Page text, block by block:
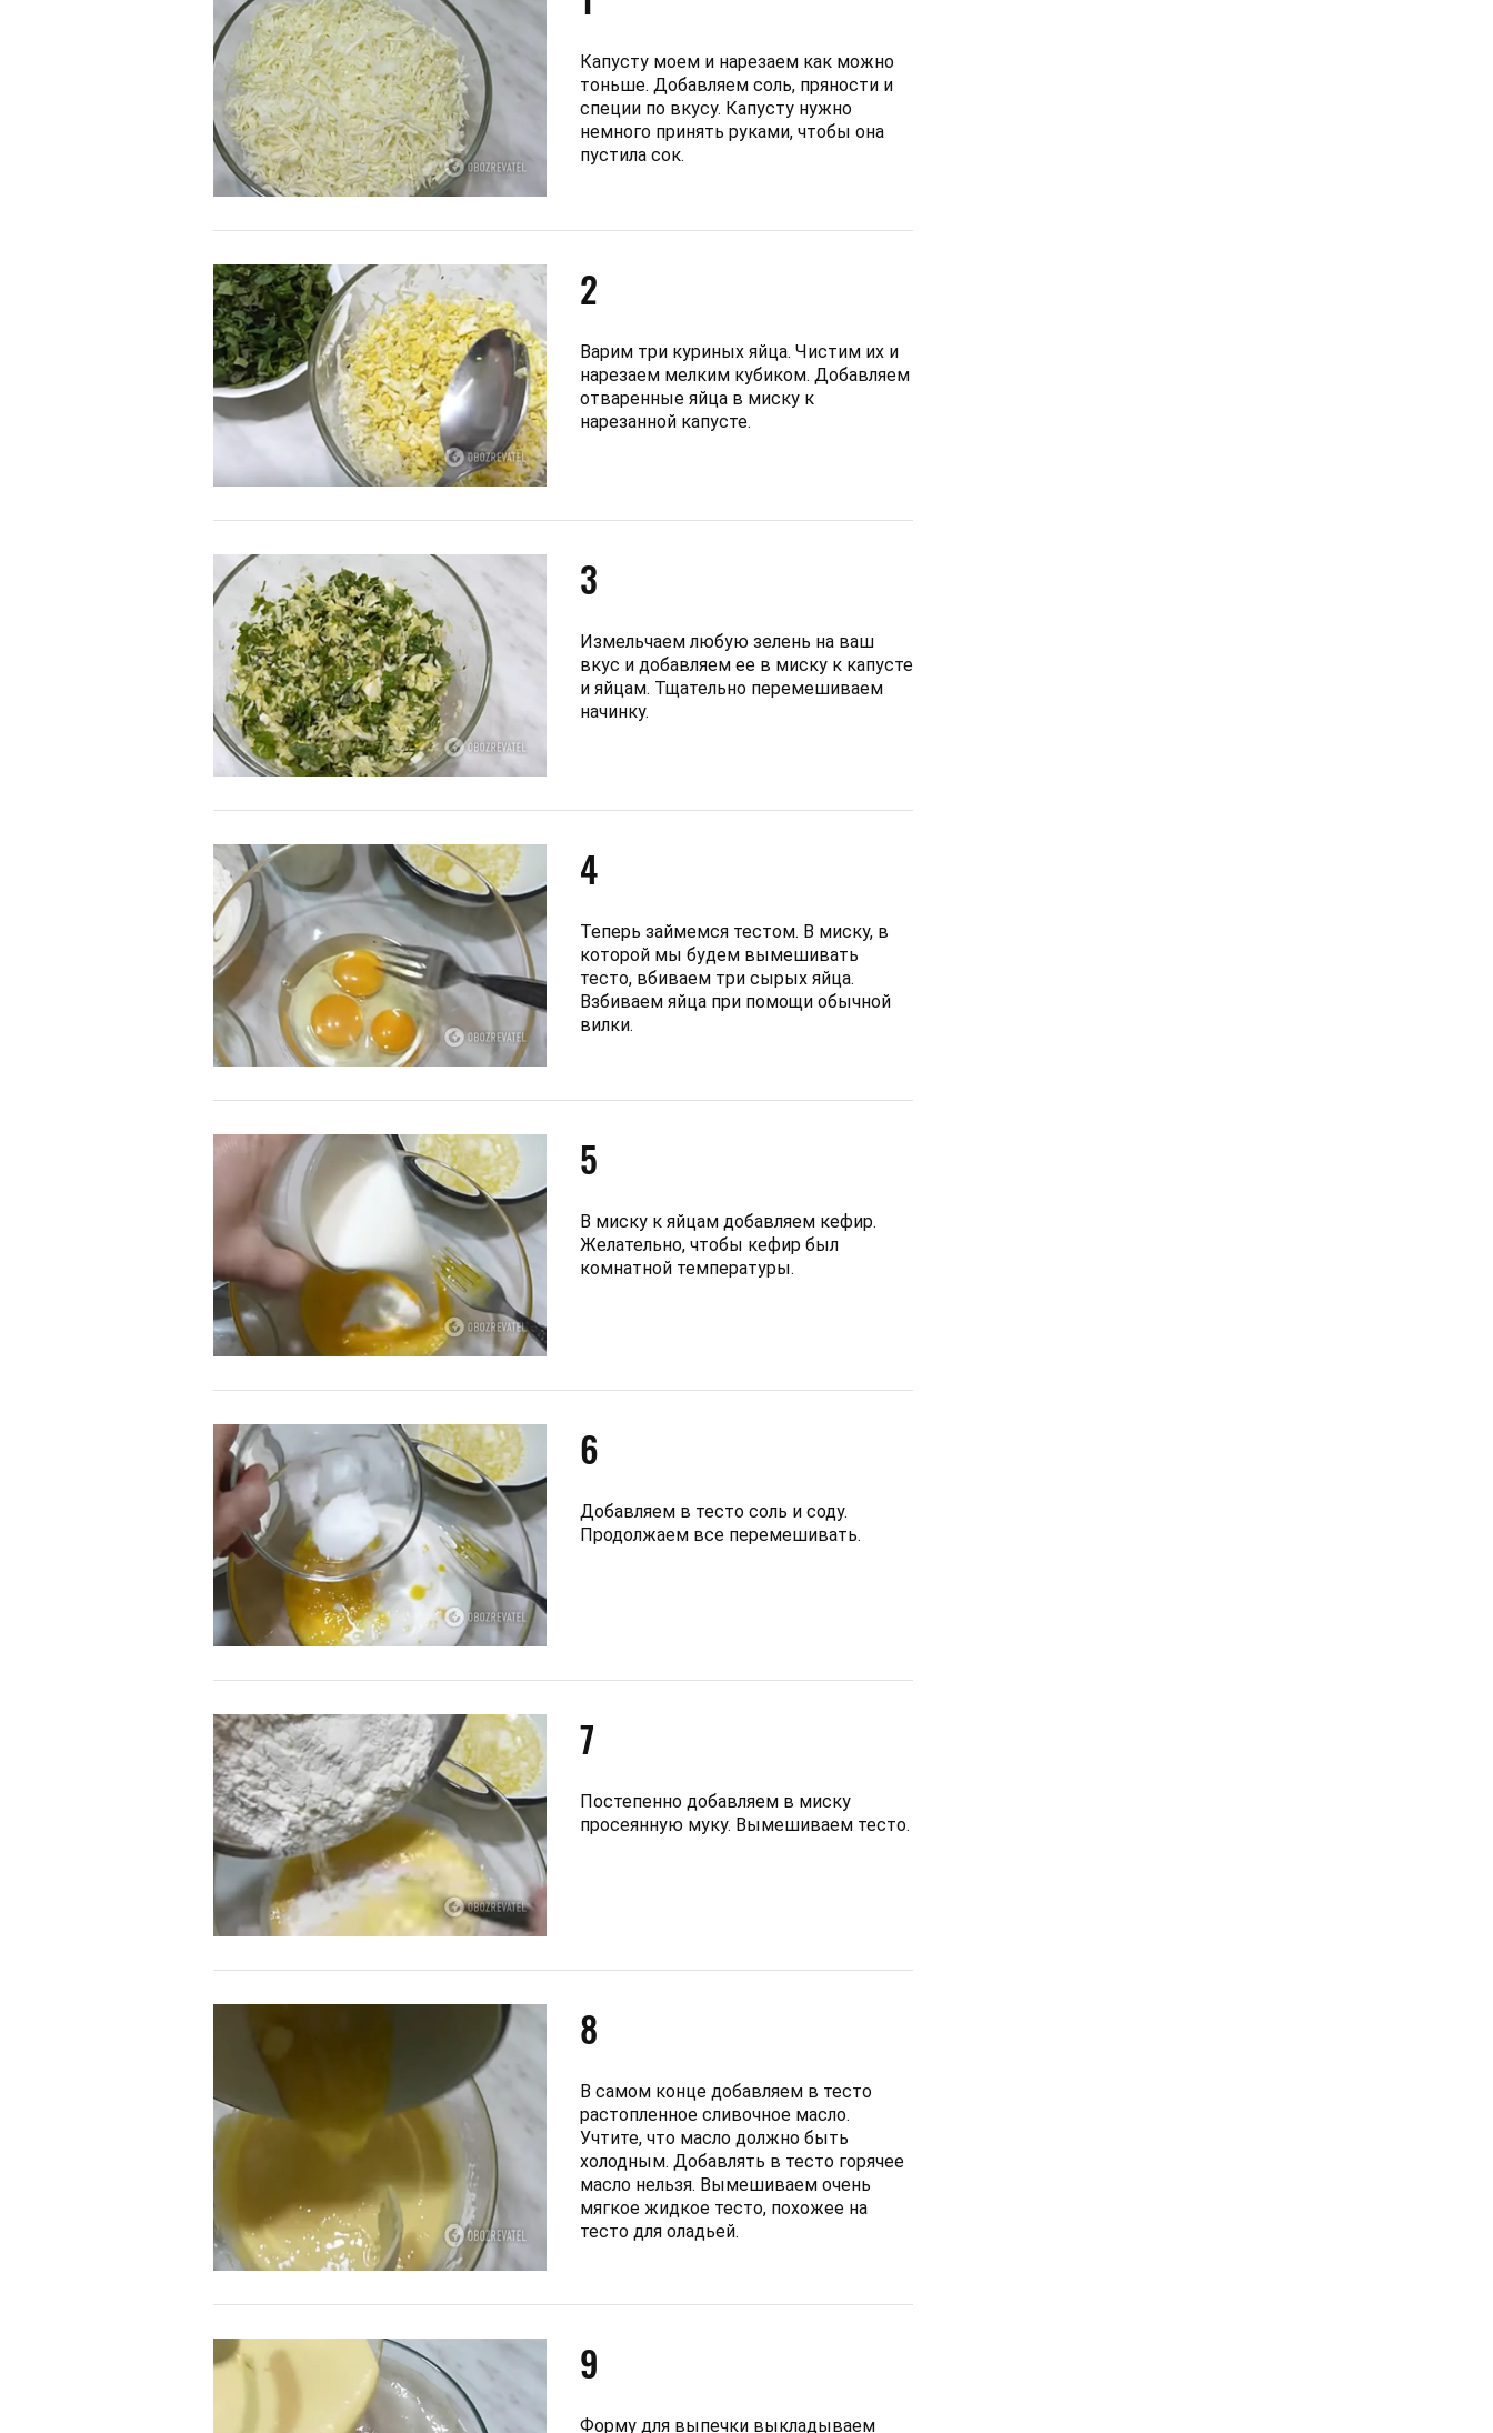
Капусту моем и нарезаем как можно
тоньше. Добавляем соль, пряности и
специи по вкусу. Капусту нужно
немного принять руками, чтобы она
пустила сок.
2
Варим три куриных яйца. Чистим их и
нарезаем мелким кубиком. Добавляем
отваренные яйца в миску к
нарезанной капусте.
3
Измельчаем любую зелень на ваш
вкус и добавляем ее в миску к капусте
и яйцам. Тщательно перемешиваем
начинку.
4
Теперь займемся тестом. В миску, в
которой мы будем вымешивать
тесто, вбиваем три сырых яйца.
Взбиваем яйца при помощи обычной
вилки.
5
В миску к яйцам добавляем кефир.
Желательно, чтобы кефир был
комнатной температуры.
6
Добавляем в тесто соль и соду.
Продолжаем все перемешивать.
7
Постепенно добавляем в миску
просеянную муку. Вымешиваем тесто.
8
В самом конце добавляем в тесто
растопленное сливочное масло.
Учтите, что масло должно быть
холодным. Добавлять в тесто горячее
масло нельзя. Вымешиваем очень
мягкое жидкое тесто, похожее на
тесто для оладьей.
9
Форму для выпечки выкладываем